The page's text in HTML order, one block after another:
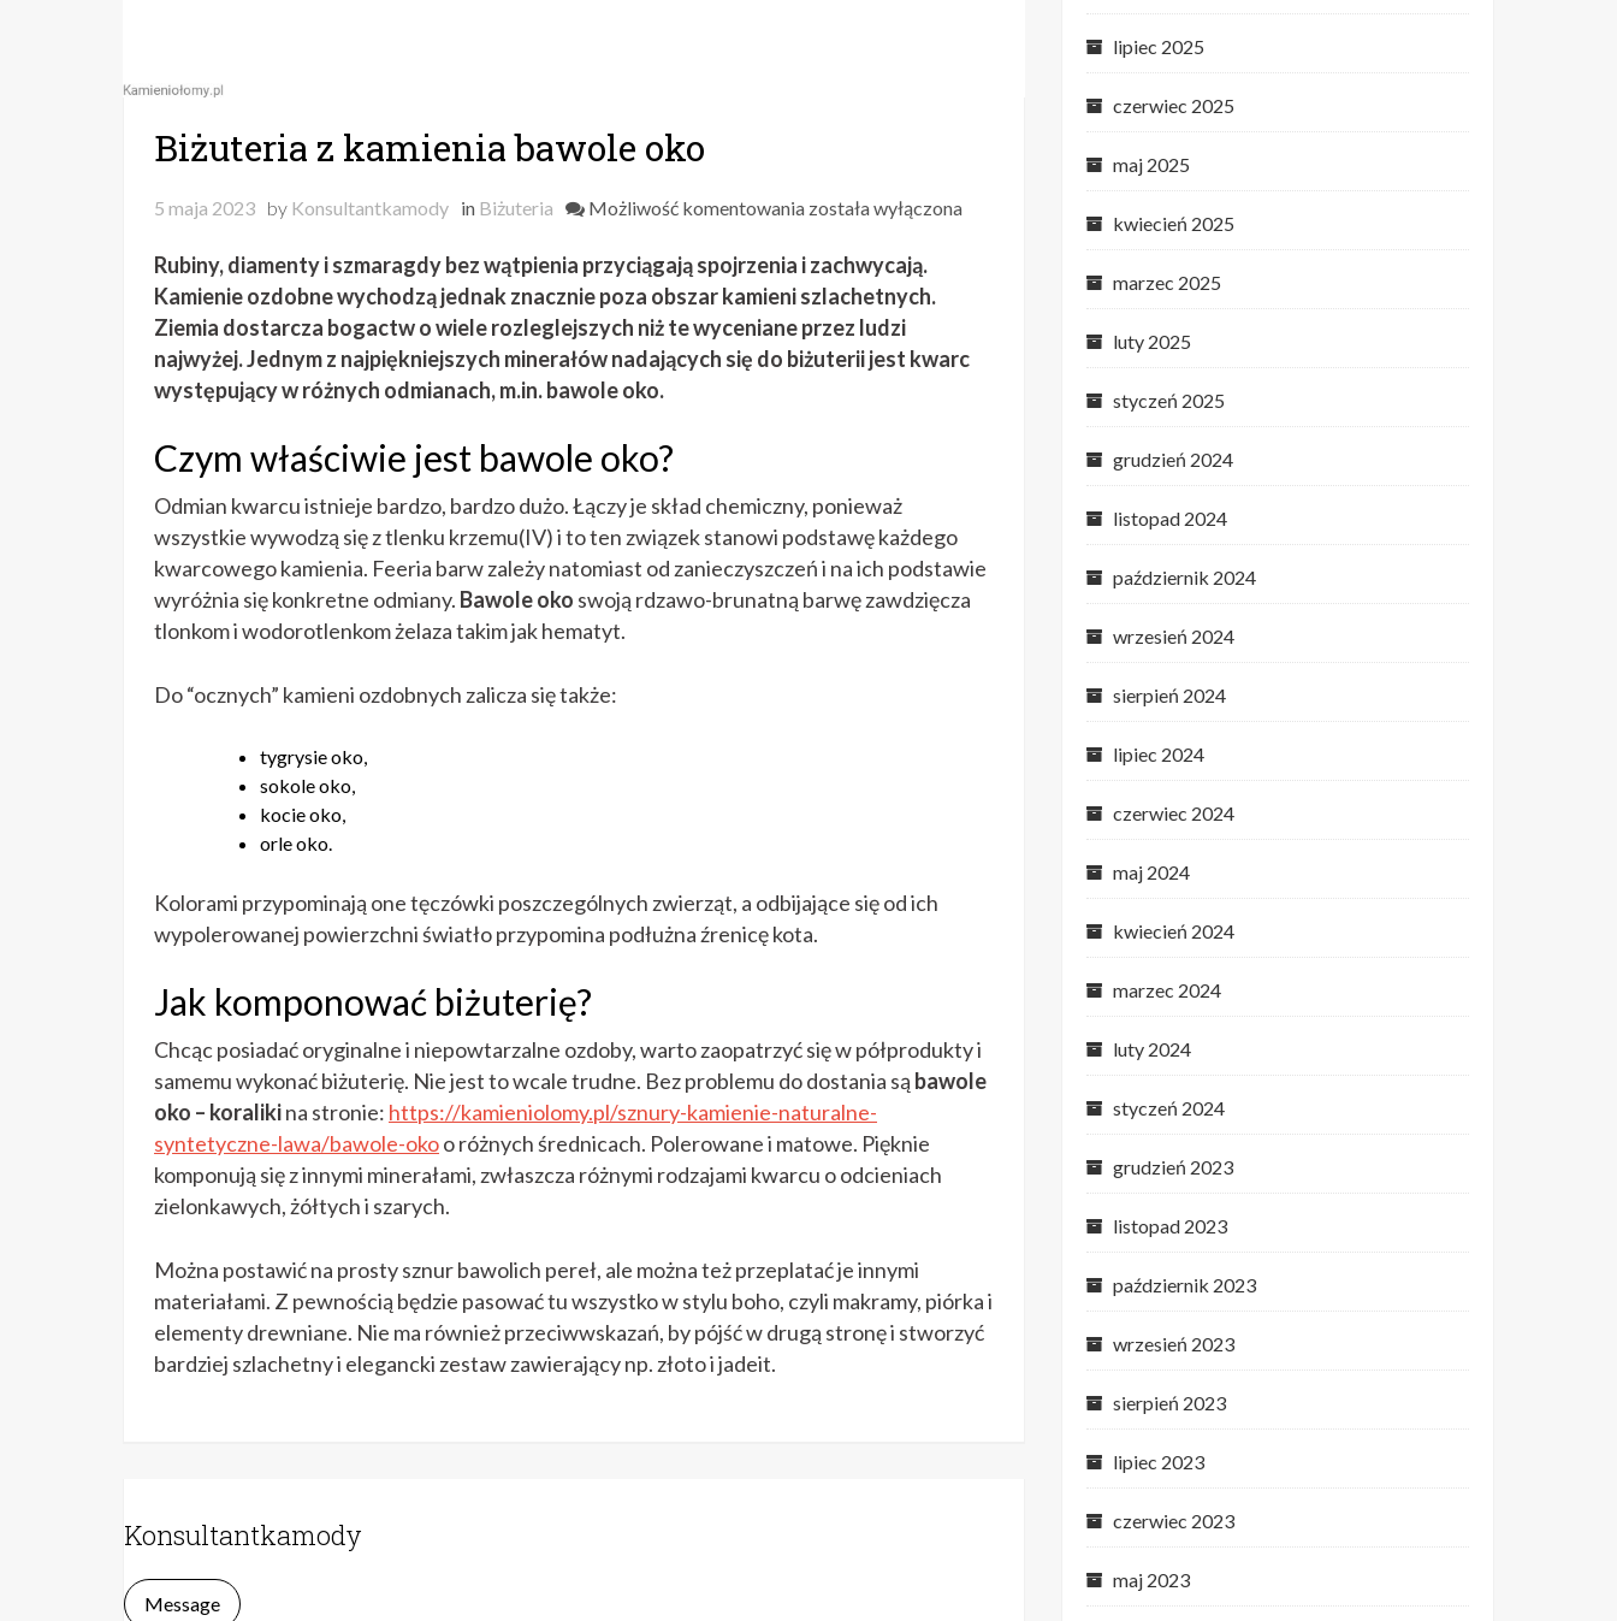
Biżuteria z kamienia bawole oko
5 maja 2023 by Konsultantkamody in Biżuteria Możliwość komentowania Biżuteria
kamienia
bawole
oko
została wyłączona
Rubiny, diamenty i szmaragdy bez wątpienia przyciągają spojrzenia i zachwycają.
Kamienie ozdobne wychodzą jednak znacznie poza obszar kamieni szlachetnych.
Ziemia dostarcza bogactw o wiele rozleglejszych niż te wyceniane przez ludzi
najwyżej. Jednym z najpiękniejszych minerałów nadających się do biżuterii jest kwarc
występujący w różnych odmianach, m.in. bawole oko.
Czym właściwie jest bawole oko?
Odmian kwarcu istnieje bardzo, bardzo dużo. Łączy je skład chemiczny, ponieważ
wszystkie wywodzą się z tlenku krzemu(IV) i to ten związek stanowi podstawę każdego
kwarcowego kamienia. Feeria barw zależy natomiast od zanieczyszczeń i na ich podstawie
wyróżnia się konkretne odmiany. Bawole oko swoją rdzawo-brunatną barwę zawdzięcza
tlonkom i wodorotlenkom żelaza takim jak hematyt.
Do “ocznych” kamieni ozdobnych zalicza się także:
tygrysie oko,
sokole oko,
kocie oko,
orle oko.
Kolorami przypominają one tęczówki poszczególnych zwierząt, a odbijające się od ich
wypolerowanej powierzchni światło przypomina podłużna źrenicę kota.
Jak komponować biżuterię?
Chcąc posiadać oryginalne i niepowtarzalne ozdoby, warto zaopatrzyć się w półprodukty i
samemu wykonać biżuterię. Nie jest to wcale trudne. Bez problemu do dostania są bawole
oko – koralikina stronie: https://kamieniolomy.pl/sznury-kamienie-naturalne-
syntetyczne-lawa/bawole-okoo różnych średnicach. Polerowane i matowe. Pięknie
komponują się z innymi minerałami, zwłaszcza różnymi rodzajami kwarcu o odcieniach
zielonkawych, żółtych i szarych.
Można postawić na prosty sznur bawolich pereł, ale można też przeplatać je innymi
materiałami. Z pewnością będzie pasować tu wszystko w stylu boho, czyli makramy, piórka i
elementy drewniane. Nie ma również przeciwwskazań, by pójść w drugą stronę i stworzyć
bardziej szlachetny i elegancki zestaw zawierający np. złoto i jadeit.
Konsultantkamody
Message
lipiec 2025
czerwiec 2025
maj 2025
kwiecień 2025
marzec 2025
luty 2025
styczeń 2025
grudzień 2024
listopad 2024
październik 2024
wrzesień 2024
sierpień 2024
lipiec 2024
czerwiec 2024
maj 2024
kwiecień 2024
marzec 2024
luty 2024
styczeń 2024
grudzień 2023
listopad 2023
październik 2023
wrzesień 2023
sierpień 2023
lipiec 2023
czerwiec 2023
maj 2023